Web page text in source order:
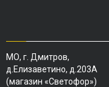
МО, г. Дмитров,
д.Елизаветино, д.203А
(магазин «Светофор»)